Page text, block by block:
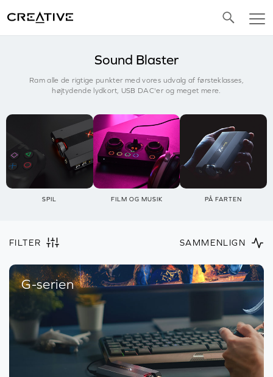
Sound Blaster
Ram alle de rigtige punkter med vores udvalg af førsteklasses,
højtydende lydkort, USB DAC'er og meget mere.
SPIL FILM OG MUSIK PÅ FARTEN
FILTER SAMMENLIGN
G-serien